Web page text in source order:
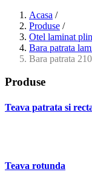
Acasa /
Produse /
Otel laminat plin
Bara patrata
Bara patrata
Produse
Teava patrata si
Teava rotunda